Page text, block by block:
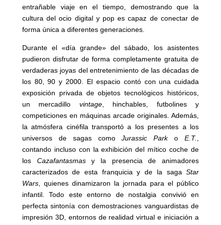
entrañable viaje en el tiempo, demostrando que la
cultura del ocio digital y pop es capaz de conectar de
forma única a diferentes generaciones.
Durante el «día grande» del sábado, los asistentes
pudieron disfrutar de forma completamente gratuita de
verdaderas joyas del entretenimiento de las décadas de
los 80, 90 y 2000. El espacio contó con una cuidada
exposición privada de objetos tecnológicos históricos,
un mercadillo vintage, hinchables, futbolines y
competiciones en máquinas arcade originales. Además,
la atmósfera cinéfila transportó a los presentes a los
universos de sagas comoJurassic ParkoE.T.
contando incluso con la exhibición del mítico coche de
los Cazafantasmasy la presencia de animadores
caracterizados de esta franquicia y de la sagaStar
Wars, quienes dinamizaron la jornada para el público
infantil. Todo este entorno de nostalgia convivió en
perfecta sintonía con demostraciones vanguardistas de
impresión 3D, entornos de realidad virtual e iniciación a